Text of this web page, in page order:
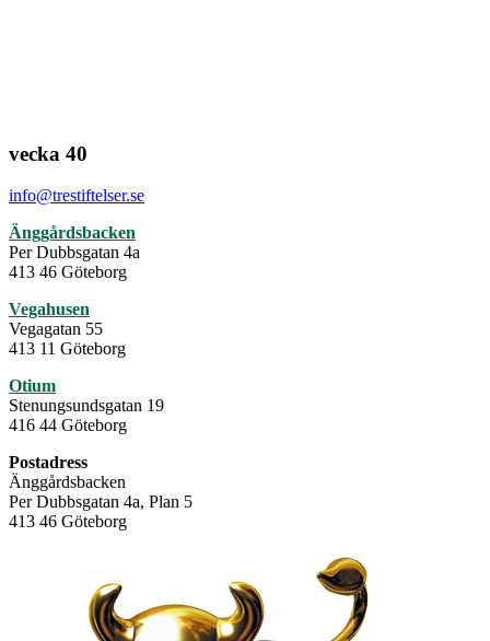
vecka 40
info@trestiftelser.se
Änggårdsbacken
Per Dubbsgatan 4a
413 46 Göteborg
Vegahusen
Vegagatan 55
413 11 Göteborg
Otium
Stenungsundsgatan 19
416 44 Göteborg
Postadress
Änggårdsbacken
Per Dubbsgatan 4a, Plan 5
413 46 Göteborg